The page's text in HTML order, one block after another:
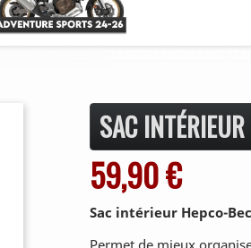
SAC
59,90 €
Sac intérieur Hepco-
Permet de mieux